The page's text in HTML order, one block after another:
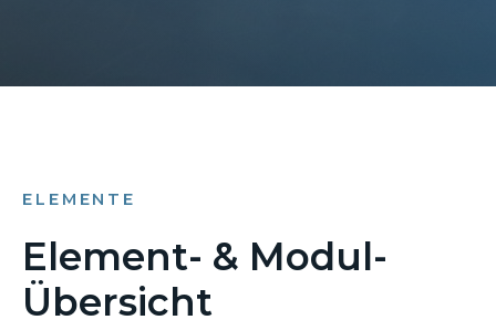
ELEMENTE
Element- & Modul-
Übersicht